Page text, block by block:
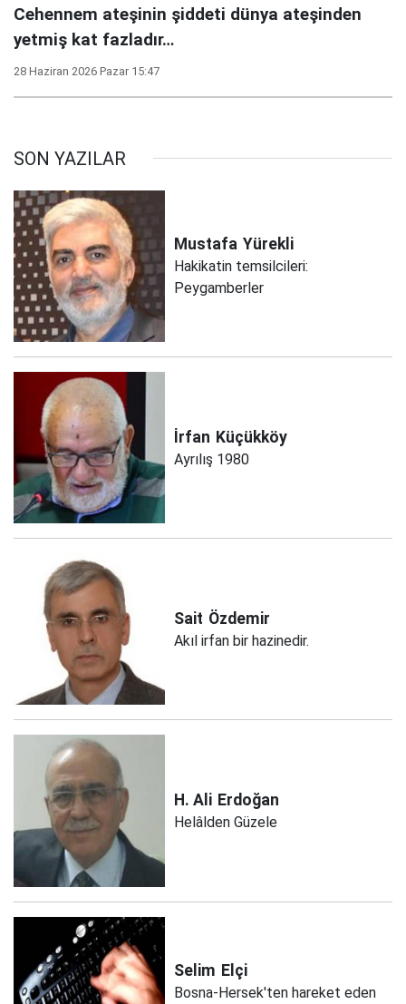
Cehennem ateşinin şiddeti dünya ateşinden
yetmiş kat fazladır…
28 Haziran 2026 Pazar 15:47
SON YAZILAR
Mustafa Yürekli
Hakikatin temsilcileri:
Peygamberler
İrfan Küçükköy
Ayrılış 1980
Sait Özdemir
Akıl irfan bir hazinedir.
H. Ali Erdoğan
Helâlden Güzele
Selim Elçi
Bosna-Hersek'ten hareket eden